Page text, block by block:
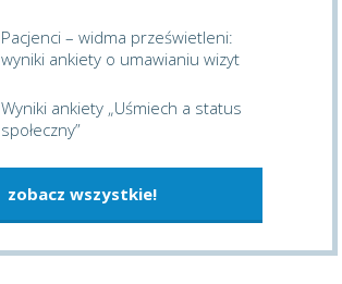
Pacjenci – widma prześwietleni:
wyniki ankiety o umawianiu wizyt
Wyniki ankiety „Uśmiech a status
społeczny”
zobacz wszystkie!